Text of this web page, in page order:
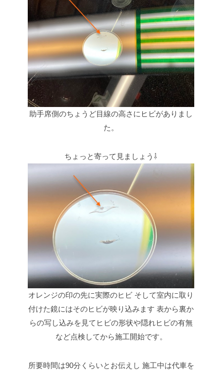
助手席側のちょうど目線の高さにヒビがありまし
た。
ちょっと寄って見ましょう⇩
オレンジの印の先に実際のヒビ そして室内に取り
付けた鏡にはそのヒビが映り込みます 表から裏か
らの写し込みを見てヒビの形状や隠れヒビの有無
など点検してから施工開始です。
所要時間は90分くらいとお伝えし 施工中は代車を